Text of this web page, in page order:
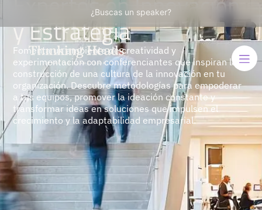
¿Buscas un speaker?
y Estrategia
Fomenta un ambiente de creatividad y
experimentación con conferenciantes que inspiran la
construcción de una cultura de la innovación en tu
organización. Descubre metodologías para empoderar
a tus equipos, promover la ideación constante y
transformar ideas en soluciones que impulsen el
crecimiento y la adaptabilidad empresarial.